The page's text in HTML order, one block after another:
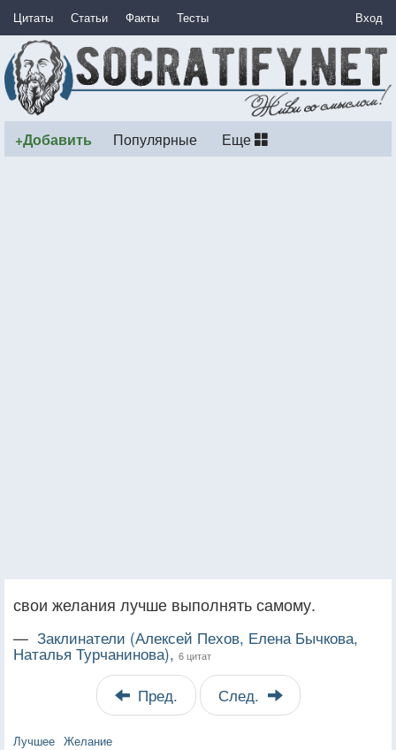
Цитаты Статьи Факты Тесты Вход
+Добавить Популярные Еще
свои желания лучше выполнять самому.
— Заклинатели (Алексей Пехов, Елена Бычкова,
Наталья Турчанинова), 6 цитат
Пред. След.
Лучшее Желание